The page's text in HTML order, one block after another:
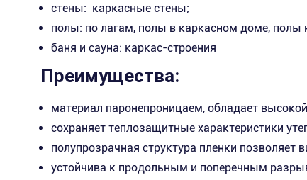
стены: каркасные стены;
полы: по лагам, полы в каркасном доме,
баня и сауна: каркас-строения
Преимущества:
материал паронепроницаем, обладает
сохраняет теплозащитные характеристики
полупрозрачная структура пленки позволяет
устойчива к продольным и поперечным